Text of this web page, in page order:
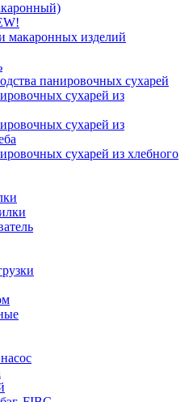
макаронных изделий
панировочных сухарей
сухарей из
сухарей из
сухарей из хлебного